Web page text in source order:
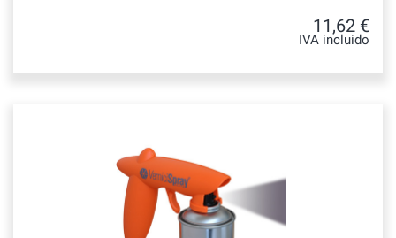
11,62 €
IVA incluido